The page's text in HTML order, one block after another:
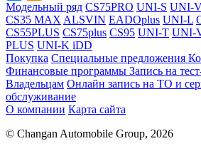
Модельный ряд CS75PRO UNI-S UNI-
CS35 MAX ALSVIN EADOplus UNI-L
CS55PLUS CS75plus CS95 UNI-T UNI-
PLUS UNI-K iDD
Покупка Специальные предложения
Финансовые программы Запись на
Владельцам Онлайн запись на ТО и
обслуживание
О компании Карта сайта
© Changan Automobile Group, 2026